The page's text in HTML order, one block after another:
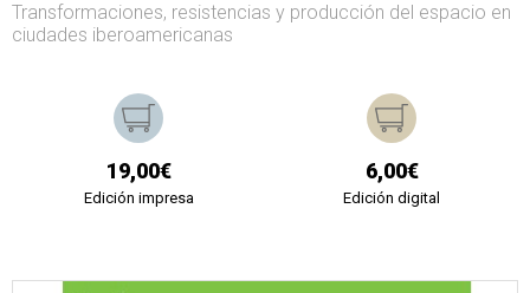
Transformaciones, resistencias y producción del espacio en
ciudades iberoamericanas
19,00€
Edición impresa
6,00€
Edición digital